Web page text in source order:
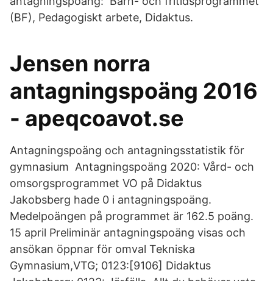
(BF), Pedagogiskt arbete, Didaktus.
Jensen norra
antagningspoäng 2016
- apeqcoavot.se
Antagningspoäng och antagningsstatistik för
gymnasium Antagningspoäng 2020: Vård- och
omsorgsprogrammet VO på Didaktus
Jakobsberg hade 0 i antagningspoäng.
Medelpoängen på programmet är 162.5 poäng.
15 april Preliminär antagningspoäng visas och
ansökan öppnar för omval Tekniska
Gymnasium,VTG; 0123:[9106] Didaktus